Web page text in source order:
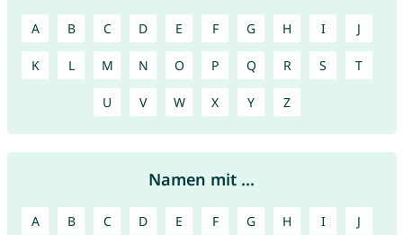
A B C D E F G H I J
K L M N O P Q R S T
U V W X Y Z
Namen mit ...
A B C D E F G H I J